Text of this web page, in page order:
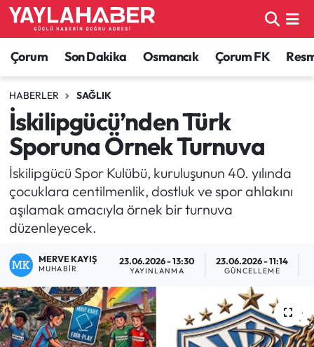
Çorum Son Dakika Osmancık Çorum FK
HABERLER SAĞLIK
İskilipgücü’nden Türk
Sporuna Örnek Turnuva
İskilipgücü Spor Kulübü, kuruluşunun 40. yılında
çocuklara centilmenlik, dostluk ve spor ahlakını
aşılamak amacıyla örnek bir turnuva
düzenleyecek.
MERVE KAYIŞ
MUHABIR
23.06.2026 - 13:30
YAYINLANMA
23.06.2026 - 11:14
GÜNCELLEME
Alaca Haberleri
Bayat Haberleri
Bilgi - Keşfet Haberleri
Bilim ve Teknoloji
Boğazkale Haberleri
Çorum Haberleri
Çorum Son Dakika Haberleri
Dodurga Haberleri
Eğitim
Çorum Nöbetçi Eczaneler
Çorum Hava Durumu
Çorum Namaz Vakitleri
Çorum Trafik Yoğunluk Haritası
TFF 1.Lig Puan Durumu ve Fikstür
Tüm Manşetler
Son Dakika Haberleri
Haber Arşivi